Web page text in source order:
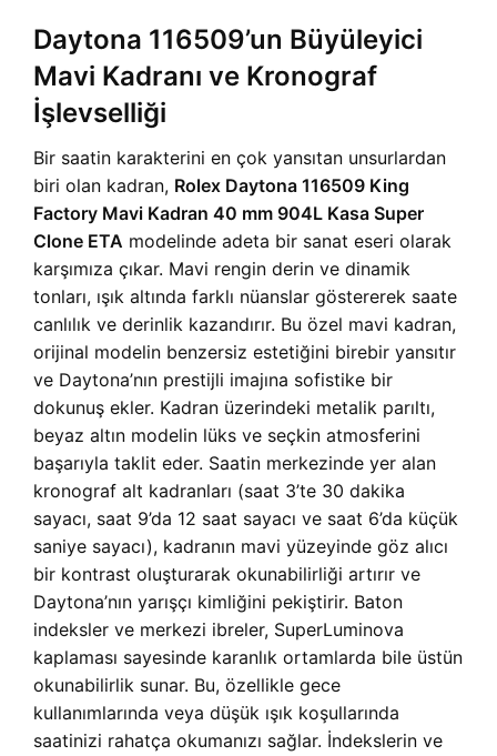
Daytona 116509’un Büyüleyici
Mavi Kadranı ve Kronograf
İşlevselliği
Bir saatin karakterini en çok yansıtan unsurlardan
biri olan kadran, Rolex Daytona 116509 King
Factory Mavi Kadran 40 mm 904L Kasa Super
Clone ETA modelinde adeta bir sanat eseri olarak
karşımıza çıkar. Mavi rengin derin ve dinamik
tonları, ışık altında farklı nüanslar göstererek saate
canlılık ve derinlik kazandırır. Bu özel mavi kadran,
orijinal modelin benzersiz estetiğini birebir yansıtır
ve Daytona’nın prestijli imajına sofistike bir
dokunuş ekler. Kadran üzerindeki metalik parıltı,
beyaz altın modelin lüks ve seçkin atmosferini
başarıyla taklit eder. Saatin merkezinde yer alan
kronograf alt kadranları (saat 3’te 30 dakika
sayacı, saat 9’da 12 saat sayacı ve saat 6’da küçük
saniye sayacı), kadranın mavi yüzeyinde göz alıcı
bir kontrast oluşturarak okunabilirliği artırır ve
Daytona’nın yarışçı kimliğini pekiştirir. Baton
indeksler ve merkezi ibreler, SuperLuminova
kaplaması sayesinde karanlık ortamlarda bile üstün
okunabilirlik sunar. Bu, özellikle gece
kullanımlarında veya düşük ışık koşullarında
saatinizi rahatça okumanızı sağlar. İndekslerin ve